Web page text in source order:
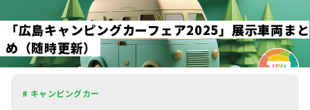
「広島キャンピングカーフェア2025」 展示車両ま と
め （随時更新）
# キャンピングカー